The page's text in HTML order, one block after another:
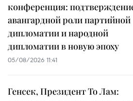
конференция:
авангардной роли партийной
дипломатии и народной
дипломатии в новую эпоху
05/08/2026 11:41
Генсек, Президент То Лам: